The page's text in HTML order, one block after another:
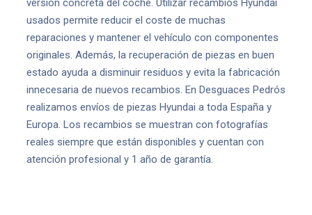
versión concreta del coche. Utilizar recambios Hyundai
usados permite reducir el coste de muchas
reparaciones y mantener el vehículo con componentes
originales. Además, la recuperación de piezas en buen
estado ayuda a disminuir residuos y evita la fabricación
innecesaria de nuevos recambios. En Desguaces Pedrós
realizamos envíos de piezas Hyundai a toda España y
Europa. Los recambios se muestran con fotografías
reales siempre que están disponibles y cuentan con
atención profesional y 1 año de garantía.